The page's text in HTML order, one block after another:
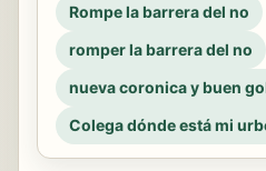
Rompe la barrera del no
romper la barrera del no
nueva coronica y buen
Colega dónde está mi